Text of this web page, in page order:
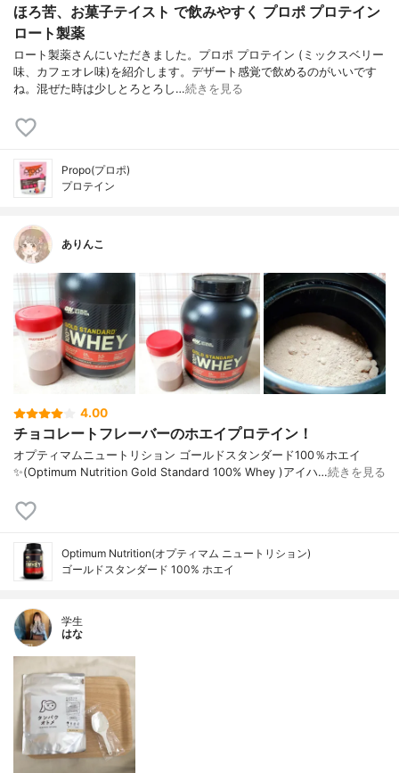
ほろ苦、お菓子テイスト で飲みやすく プロポ プロテイン
ロート製薬
ロート製薬さんにいただきました。プロポ プロテイン (ミックスベリー
味、カフェオレ味)を紹介します。デザート感覚で飲めるのがいいです
ね。混ぜた時は少しとろとろし…続きを見る
Propo(プロポ)
プロテイン
ありんこ
4.00
チョコレートフレーバーのホエイプロテイン！
オプティマムニュートリション ゴールドスタンダード100％ホエイ
✨(Optimum Nutrition Gold Standard 100% Whey )アイハ…続きを見る
Optimum Nutrition(オプティマム ニュートリション)
ゴールドスタンダード 100% ホエイ
学生
はな